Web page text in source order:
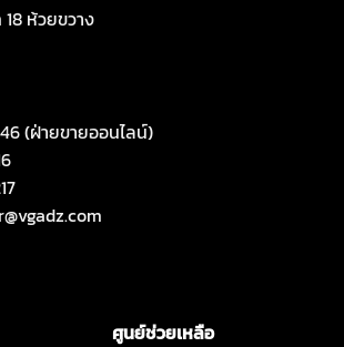
ห้วยขวาง
(ฝ่ายขายออนไลน์)
ศูนย์ช่วยเหลือ